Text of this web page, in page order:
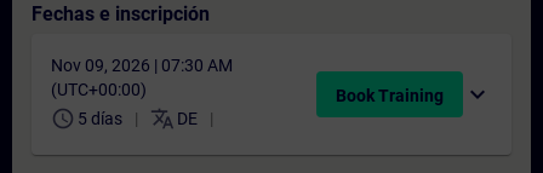
Fechas e inscripción
Nov 09, 2026 | 07:30 AM
(UTC+00:00)
schedule 5 días translate DE
Book Training expand_more